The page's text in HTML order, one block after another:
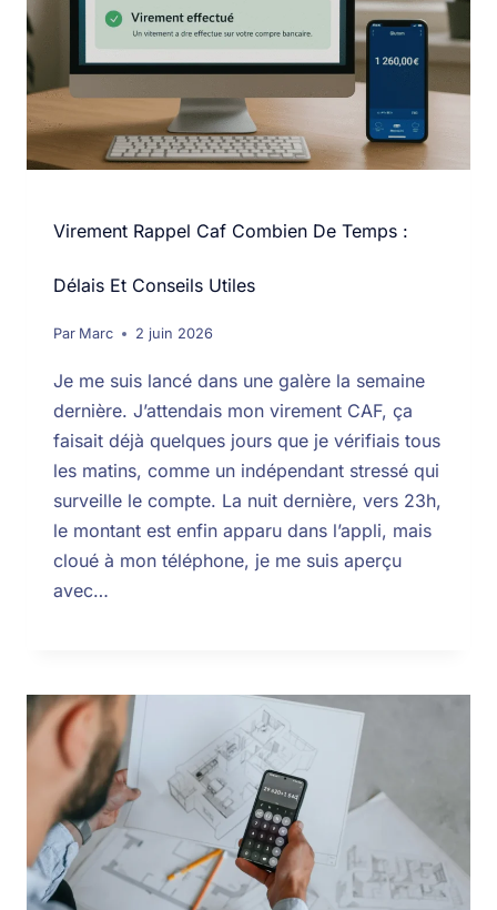
Virement Rappel Caf Combien De Temps :
Délais Et Conseils Utiles
Par Marc 2 juin 2026
Je me suis lancé dans une galère la semaine
dernière. J’attendais mon virement CAF, ça
faisait déjà quelques jours que je vérifiais tous
les matins, comme un indépendant stressé qui
surveille le compte. La nuit dernière, vers 23h,
le montant est enfin apparu dans l’appli, mais
cloué à mon téléphone, je me suis aperçu
avec…